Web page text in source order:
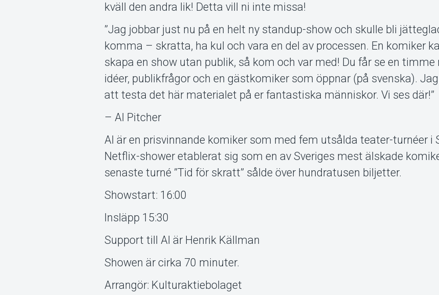
kväll den andra lik! Detta vill ni inte missa!
”Jag jobbar just nu på en helt ny standup-show och skulle bli
komma – skratta, ha kul och vara en del av processen. En komiker
skapa en show utan publik, så kom och var med! Du får se en timme
idéer, publikfrågor och en gästkomiker som öppnar (på svenska).
att testa det här materialet på er fantastiska människor. Vi ses där!”
– Al Pitcher
Al är en prisvinnande komiker som med fem utsålda teater-turnéer i
Netflix-shower etablerat sig som en av Sveriges mest älskade
senaste turné ”Tid för skratt” sålde över hundratusen biljetter.
Showstart: 16:00
Insläpp 15:30
Support till Al är Henrik Källman
Showen är cirka 70 minuter.
Arrangör: Kulturaktiebolaget